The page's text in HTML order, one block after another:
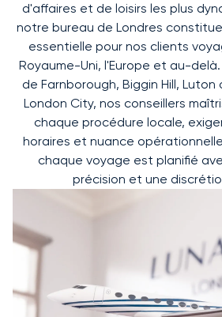
d'affaires et de loisirs les plus
notre bureau de Londres
essentielle pour nos clients
Royaume-Uni, l'Europe et au-
de Farnborough, Biggin Hill,
London City, nos conseillers
chaque procédure locale,
horaires et nuance
chaque voyage est planifié
précision et une